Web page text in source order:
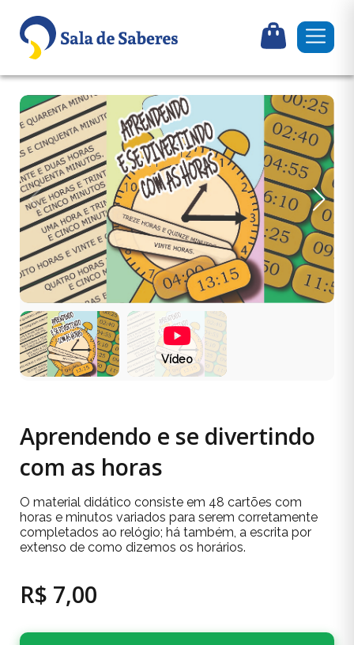
Vídeo
Aprendendo e se divertindo
com as horas
O material didático consiste em 48 cartões com
horas e minutos variados para serem corretamente
completados ao relógio; há também, a escrita por
extenso de como dizemos os horários.
R$ 7,00